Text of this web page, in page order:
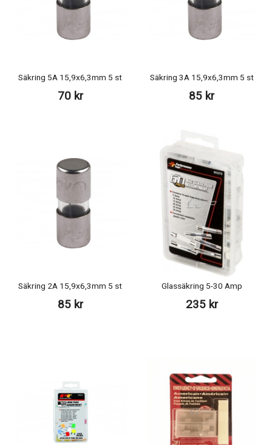
Säkring 5A 15,9x6,3mm 5 st
70 kr
Säkring 3A 15,9x6,3mm 5 st
85 kr
Säkring 2A 15,9x6,3mm 5 st
85 kr
Glassäkring 5-30 Amp
235 kr